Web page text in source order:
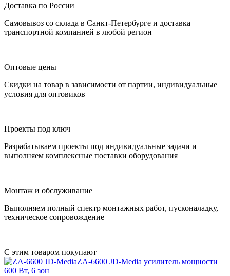
Доставка по России
Самовывоз со склада в Санкт-Петербурге и доставка
транспортной компанией в любой регион
Оптовые цены
Скидки на товар в зависимости от партии, индивидуальные
условия для оптовиков
Проекты под ключ
Разрабатываем проекты под индивидуальные задачи и
выполняем комплексные поставки оборудования
Монтаж и обслуживание
Выполняем полный спектр монтажных работ, пусконаладку,
техническое сопровождение
С этим товаром покупают
ZA-6600 JD-Media усилитель мощности
600 Вт, 6 зон